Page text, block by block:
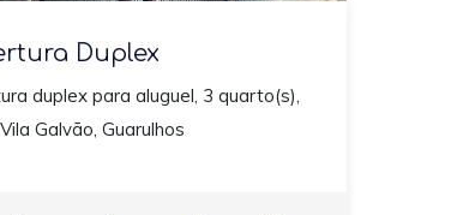
Duplex
duplex para aluguel, 3 quarto(s),
Galvão, Guarulhos